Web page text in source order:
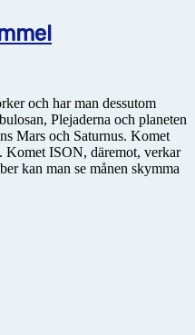
och har man dessutom
Plejaderna och planeten
Mars och Saturnus. Komet
Komet ISON, däremot, verkar
kan man se månen skymma